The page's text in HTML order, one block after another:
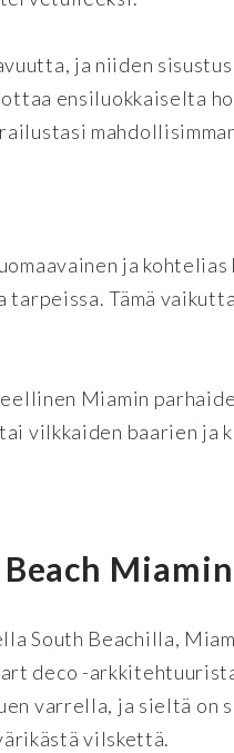
ja niiden
ensiluokkaiselta
ja kohtelias
tarpeissa. Tämä
Miamin
vilkkaiden baarien ja
South Beachilla,
deco -
varrella, ja sieltä
vilskettä.